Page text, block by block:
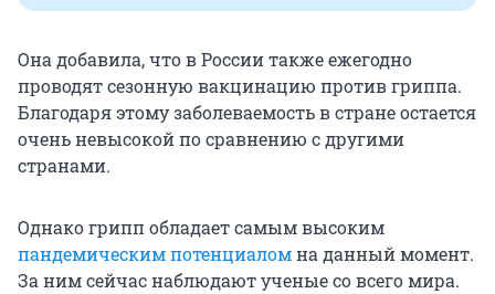
Она добавила, что в России также ежегодно
проводят сезонную вакцинацию против гриппа.
Благодаря этому заболеваемость в стране остается
очень невысокой по сравнению с другими
странами.
Однако грипп обладает самым высоким
пандемическим потенциаломна данный момент.
За ним сейчас наблюдают ученые со всего мира.